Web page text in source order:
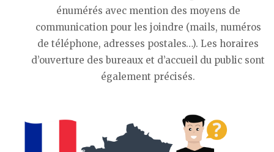
énumérés avec mention des moyens de
communication pour les joindre (mails, numéros
de téléphone, adresses postales…). Les horaires
d’ouverture des bureaux et d’accueil du public sont
également précisés.